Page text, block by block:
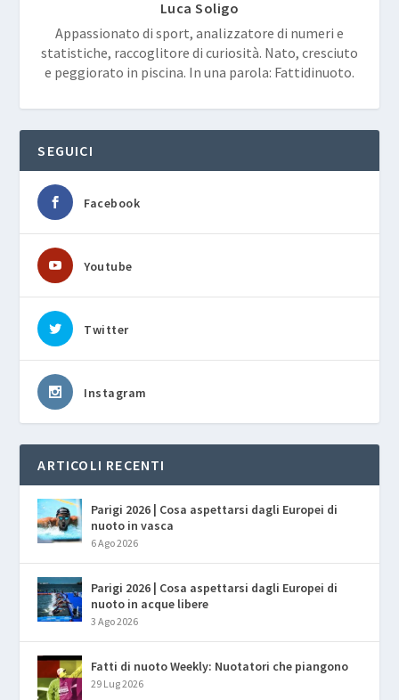
Luca Soligo
Appassionato di sport, analizzatore di numeri e
statistiche, raccoglitore di curiosità. Nato, cresciuto
e peggiorato in piscina. In una parola: Fattidinuoto.
SEGUICI
Facebook
Youtube
Twitter
Instagram
ARTICOLI RECENTI
Parigi 2026 | Cosa aspettarsi dagli Europei di
nuoto in vasca
6 Ago 2026
Parigi 2026 | Cosa aspettarsi dagli Europei di
nuoto in acque libere
3 Ago 2026
Fatti di nuoto Weekly: Nuotatori che piangono
29 Lug 2026